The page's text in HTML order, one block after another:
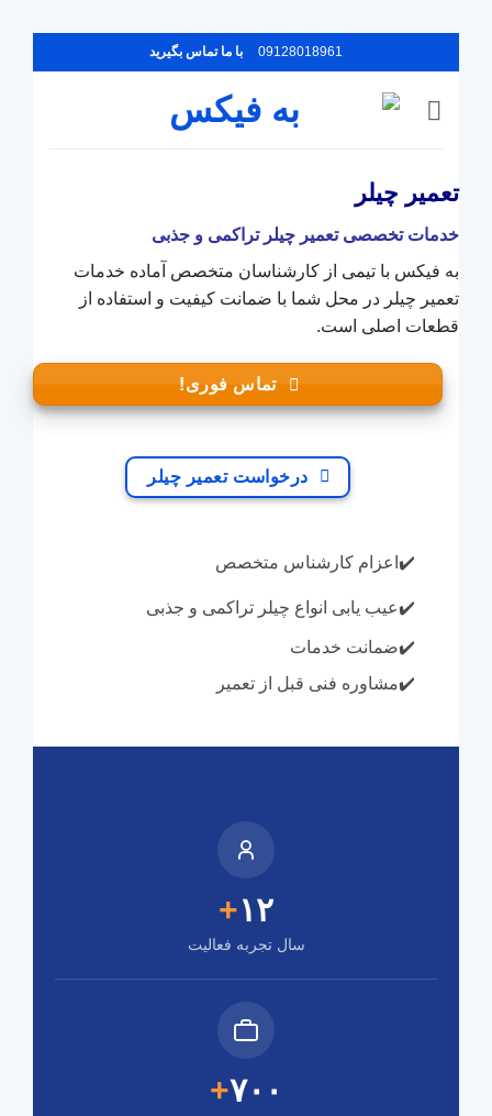
to
content
09128018961 با ما تماس بگیرید
تعمیر چیلر
خدمات تخصصی تعمیر چیلر تراکمی و جذبی
به فیکس با تیمی از کارشناسان متخصص آماده خدمات
تعمیر چیلر در محل شما با ضمانت کیفیت و استفاده از
قطعات اصلی است.
تماس فوری!
درخواست تعمیر چیلر
✔️ اعزام کارشناس متخصص
✔️عیب یابی انواع چیلر تراکمی و جذبی
✔️ضمانت خدمات
✔️مشاوره فنی قبل از تعمیر
۱۲+
سال تجربه فعالیت
۷۰۰+